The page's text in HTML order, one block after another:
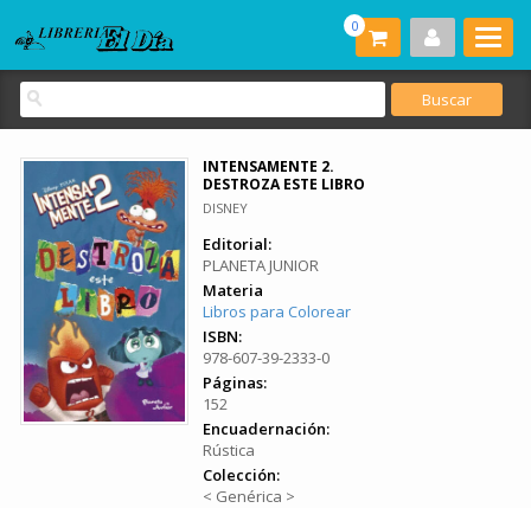
0
INTENSAMENTE 2.
DESTROZA ESTE LIBRO
DISNEY
Editorial:
PLANETA JUNIOR
Materia
Libros para Colorear
ISBN:
978-607-39-2333-0
Páginas:
152
Encuadernación:
Rústica
Colección:
< Genérica >